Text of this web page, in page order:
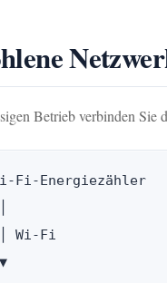
Betrieb verbinden
Wi-Fi-Energiezähler
Wi-Fi